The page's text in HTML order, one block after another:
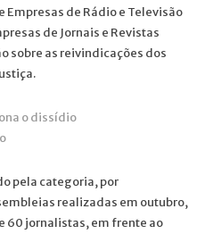
Empresas de Rádio e Televisão
de Jornais e Revistas
sobre as reivindicações dos
o dissídio
pela categoria, por
realizadas em outubro,
60 jornalistas, em frente ao